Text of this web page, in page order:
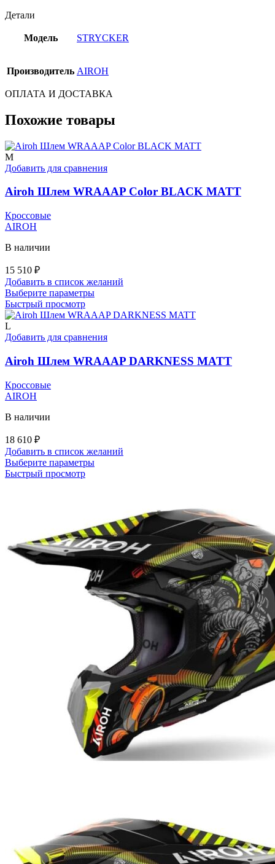
Детали
Модель STRYCKER
Производитель AIROH
ОПЛАТА И ДОСТАВКА
Похожие товары
M
Добавить для сравнения
Airoh Шлем WRAAAP Color BLACK MATT
Кроссовые
AIROH
В наличии
15 510 ₽
Добавить в список желаний
Выберите параметрыЭтот
имеет
вариаций.
можно
выбрать
Быстрый просмотр
L
Добавить для сравнения
Airoh Шлем WRAAAP DARKNESS MATT
Кроссовые
AIROH
В наличии
18 610 ₽
Добавить в список желаний
Выберите параметрыЭтот
Опции
можно
выбрать
на
странице
товара.
Быстрый просмотр